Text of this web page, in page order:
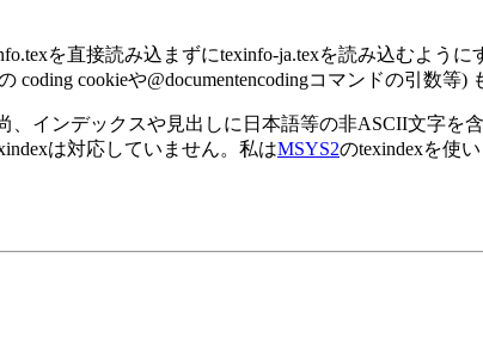
を直接読み込まずにtexinfo-ja.texを読み込むように
coding cookieや@documentencodingコマンドの引数等)
、インデックスや見出しに日本語等の非ASCII文字を
は対応していません。私はMSYS2のtexindexを使